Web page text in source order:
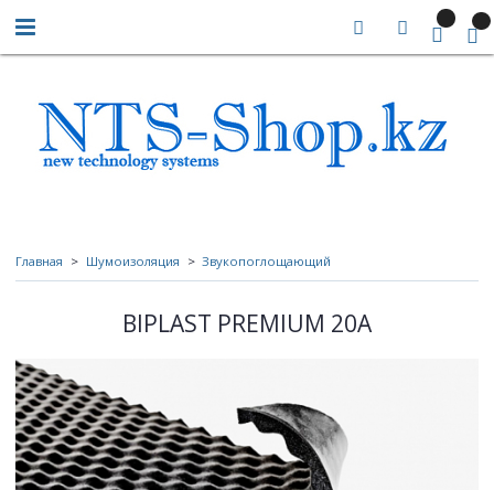
Главная Шумоизоляция Звукопоглощающий
BIPLAST PREMIUM 20A